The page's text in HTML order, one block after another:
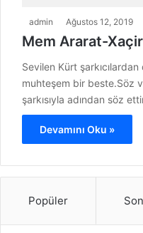
admin Ağustos 12, 2019
Mem Ararat-
Sevilen Kürt
muhteşem bir beste.Söz
şarkısıyla adından söz
Devamını Oku »
Popüler